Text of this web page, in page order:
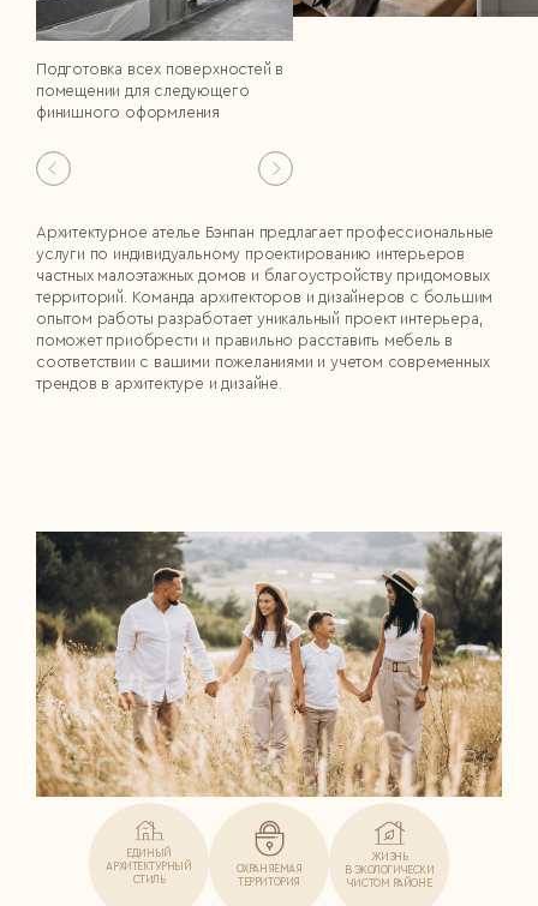
Подготовка всех поверхностей в
помещении для следующего
финишного оформления
Архитектурное ателье Бэнпан предлагает профессиональные
услуги по индивидуальному проектированию интерьеров
частных малоэтажных домов и благоустройству придомовых
территорий. Команда архитекторов и дизайнеров с большим
опытом работы разработает уникальный проект интерьера,
поможет приобрести и правильно расставить мебель в
соответствии с вашими пожеланиями и учетом современных
трендов в архитектуре и дизайне.
ЕДИНЫЙ
АРХИТЕКТУРНЫЙ
СТИЛЬ
ОХРАНЯЕМАЯ
ТЕРРИТОРИЯ
ЖИЗНЬ
В ЭКОЛОГИЧЕСКИ
ЧИСТОМ РАЙОНЕ